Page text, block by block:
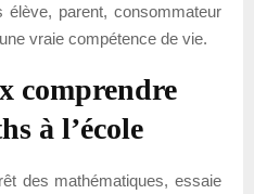
parent, consommateur
vraie compétence de vie.
comprendre
à l’école
des mathématiques, essaie